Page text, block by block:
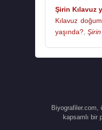
Şirin Kılavuz
Kılavuz
yaşında?
Biyografiler.com,
kapsamlı bir